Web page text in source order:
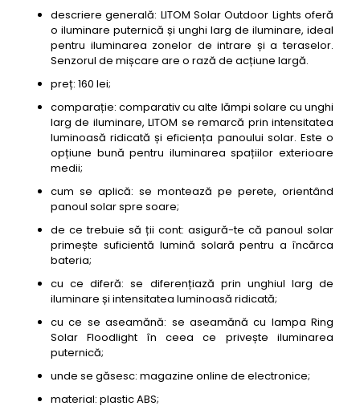
descriere generală: LITOM Solar Outdoor Lights oferă
o iluminare puternică și unghi larg de iluminare, ideal
pentru iluminarea zonelor de intrare și a teraselor.
Senzorul de mișcare are o rază de acțiune largă.
preț: 160 lei;
comparație: comparativ cu alte lămpi solare cu unghi
larg de iluminare, LITOM se remarcă prin intensitatea
luminoasă ridicată și eficiența panoului solar. Este o
opțiune bună pentru iluminarea spațiilor exterioare
medii;
cum se aplică: se montează pe perete, orientând
panoul solar spre soare;
de ce trebuie să ții cont: asigură-te că panoul solar
primește suficientă lumină solară pentru a încărca
bateria;
cu ce diferă: se diferențiază prin unghiul larg de
iluminare și intensitatea luminoasă ridicată;
cu ce se aseamănă: se aseamănă cu lampa Ring
Solar Floodlight în ceea ce privește iluminarea
puternică;
unde se găsesc: magazine online de electronice;
material: plastic ABS;